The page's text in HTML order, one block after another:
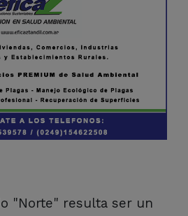
"Norte" resulta ser un